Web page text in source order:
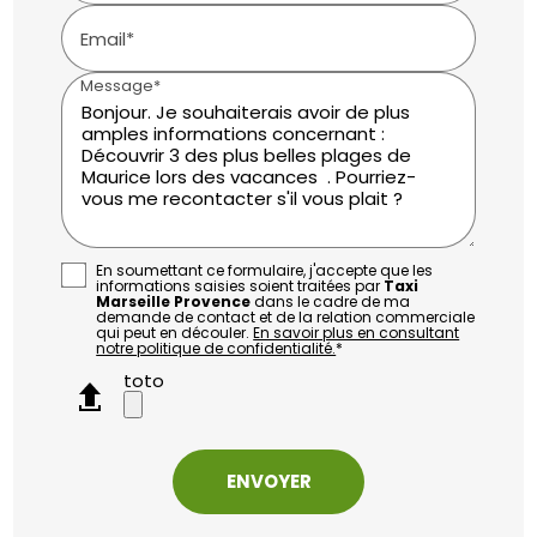
Email*
Message*
En soumettant ce formulaire, j'accepte que les
informations saisies soient traitées par Taxi
Marseille Provencedans le cadre de ma
demande de contact et de la relation commerciale
qui peut en découler.En savoir plus en consultant
notre politique de confidentialité.*
toto